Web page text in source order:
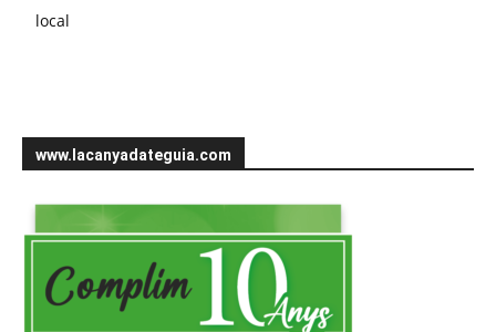
local
www.lacanyadateguia.com